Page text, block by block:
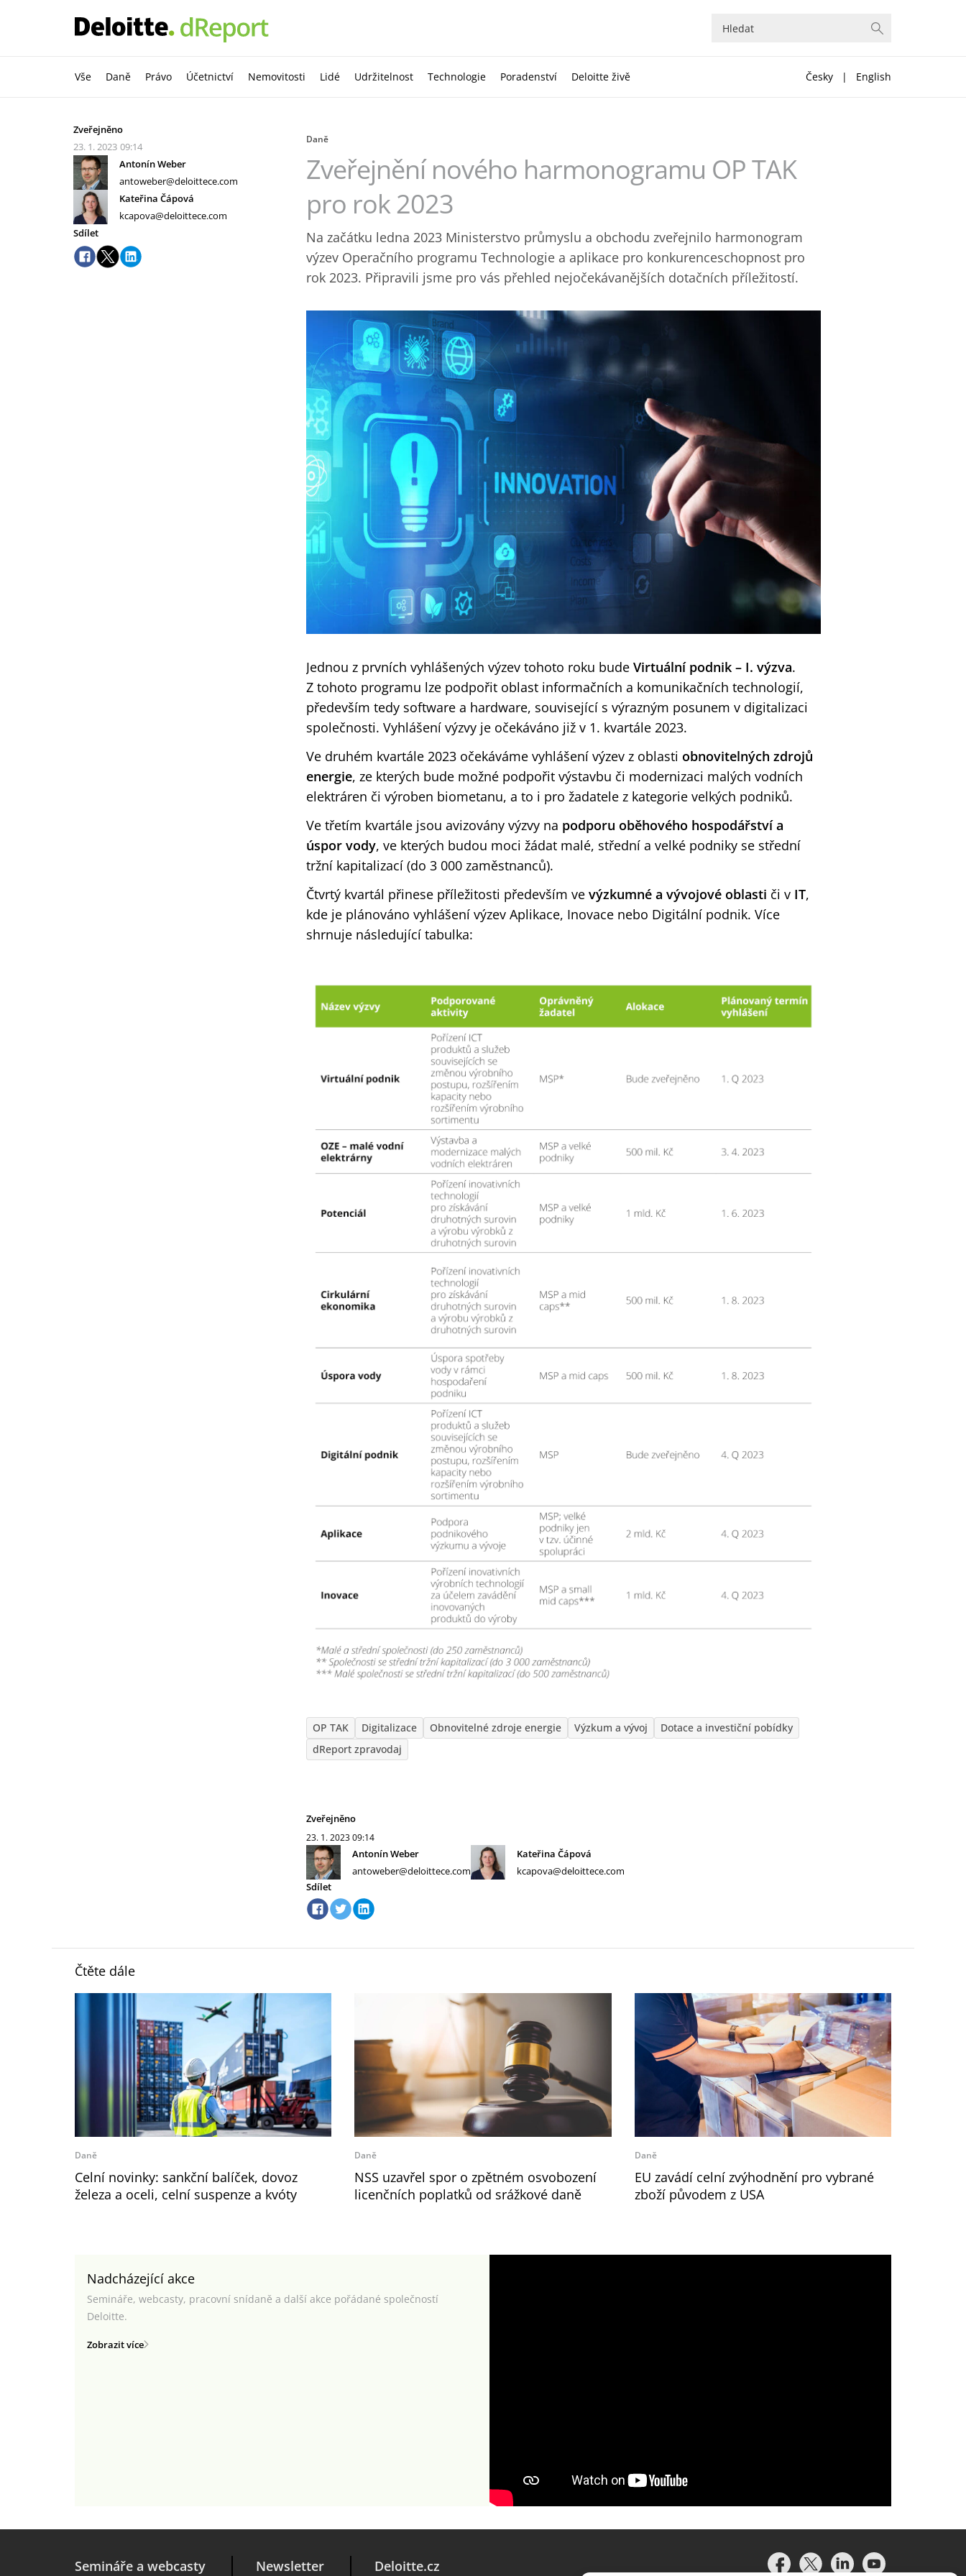
Vše Daně Právo Účetnictví Nemovitosti Lidé Udržitelnost Technologie Poradenství Deloitte živě Česky | English
Zveřejněno
23. 1. 2023 09:14
Antonín Weber
antoweber@deloittece.com
Kateřina Čápová
kcapova@deloittece.com
Sdílet
Daně
Zveřejnění nového harmonogramu OP TAK
pro rok 2023
Na začátku ledna 2023 Ministerstvo průmyslu a obchodu zveřejnilo harmonogram
výzev Operačního programu Technologie a aplikace pro konkurenceschopnost pro
rok 2023. Připravili jsme pro vás přehled nejočekávanějších dotačních příležitostí.
Jednou z prvních vyhlášených výzev tohoto roku bude Virtuální podnik – I. výzva.
Z tohoto programu lze podpořit oblast informačních a komunikačních technologií,
především tedy software a hardware, související s výrazným posunem v digitalizaci
společnosti. Vyhlášení výzvy je očekáváno již v 1. kvartále 2023.
Ve druhém kvartále 2023 očekáváme vyhlášení výzev z oblasti obnovitelných zdrojů
energie, ze kterých bude možné podpořit výstavbu či modernizaci malých vodních
elektráren či výroben biometanu, a to i pro žadatele z kategorie velkých podniků.
Ve třetím kvartále jsou avizovány výzvy na podporu oběhového hospodářství a
úspor vody, ve kterých budou moci žádat malé, střední a velké podniky se střední
tržní kapitalizací (do 3 000 zaměstnanců).
Čtvrtý kvartál přinese příležitosti především ve výzkumné a vývojové oblasti či v IT,
kde je plánováno vyhlášení výzev Aplikace, Inovace nebo Digitální podnik. Více
shrnuje následující tabulka:
OP TAK Digitalizace Obnovitelné zdroje energie Výzkum a vývoj
Dotace a investiční pobídky
dReport zpravodaj
Zveřejněno
23. 1. 202309:14
Antonín Weber
antoweber@deloittece.com
Kateřina Čápová
kcapova@deloittece.com
Sdílet
Čtěte dále
Daně
Celní novinky: sankční balíček, dovoz
železa a oceli, celní suspenze a kvóty
Daně
NSS uzavřel spor o zpětném osvobození
licenčních poplatků od srážkové daně
Daně
EU zavádí celní zvýhodnění pro vybrané
zboží původem z USA
Nadcházející akce
Semináře, webcasty, pracovní snídaně a další akce pořádané společností
Deloitte.
Zobrazit více
Semináře a webcasty Newsletter Deloitte.cz